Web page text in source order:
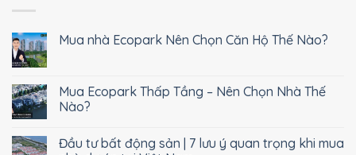
Mua nhà Ecopark Nên Chọn Căn Hộ Thế Nào?
Mua Ecopark Thấp Tầng – Nên Chọn Nhà Thế
Nào?
Đầu tư bất động sản | 7 lưu ý quan trọng khi mua